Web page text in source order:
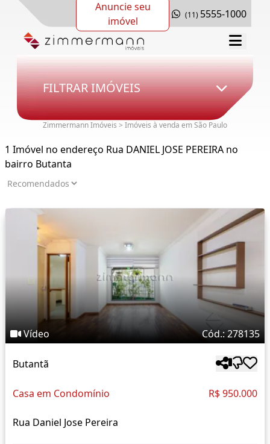
Anuncie seu
imóvel
(11) 5555-1000
FILTRAR IMÓVEIS
Zimmermann Imóveis > Imóveis à venda em São Paulo
1 Imóvel no endereço Rua DANIEL JOSE PEREIRA no
bairro Butanta
Vídeo Cód.: 278135
Butantã
Casa em Condomínio R$ 950.000
Rua Daniel Jose Pereira